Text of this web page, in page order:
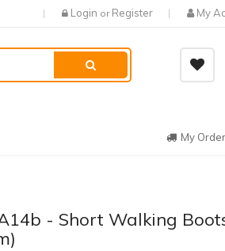
Login or Register My
My Order
- Short Walking